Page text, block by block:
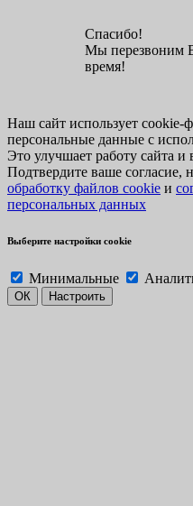
Спасибо!
Мы перезвоним
время!
Наш сайт использует cookie-
персональные данные с
Это улучшает работу сайта и
Подтвердите ваше
обработку файлов cookie и
персональных данных
Выберите настройки cookie
Минимальные
ОК Настроить